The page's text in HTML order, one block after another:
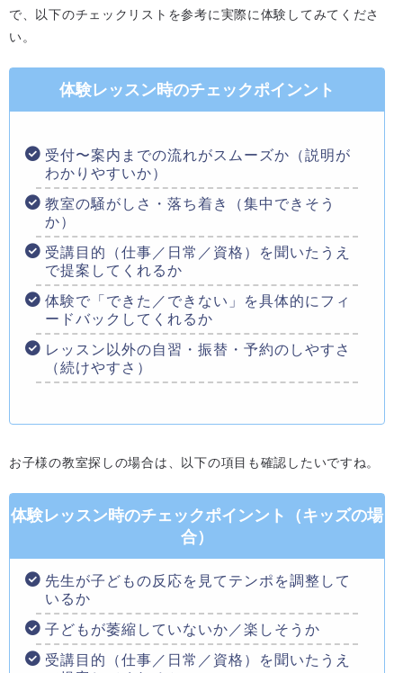
で、以下のチェックリストを参考に実際に体験してみてくださ
い。
体験レッスン時のチェックポインント
受付〜案内までの流れがスムーズか（説明が
わかりやすいか）
教室の騒がしさ・落ち着き（集中できそう
か）
受講目的（仕事／日常／資格）を聞いたうえ
で提案してくれるか
体験で「できた／できない」を具体的にフィ
ードバックしてくれるか
レッスン以外の自習・振替・予約のしやすさ
（続けやすさ）
お子様の教室探しの場合は、以下の項目も確認したいですね。
体験レッスン時のチェックポインント（キッズの場
合）
先生が子どもの反応を見てテンポを調整して
いるか
子どもが萎縮していないか／楽しそうか
受講目的（仕事／日常／資格）を聞いたうえ